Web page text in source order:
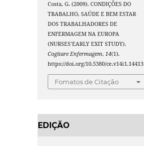
Costa, G. (2009). CONDIÇÕES DO
TRABALHO, SAÚDE E BEM ESTAR
DOS TRABALHADORES DE
ENFERMAGEM NA EUROPA
(NURSES’EARLY EXIT STUDY).
Cogitare Enfermagem,14(1).
https://doi.org/10.5380/ce.v14i1.14413
Fomatos de Citação
EDIÇÃO